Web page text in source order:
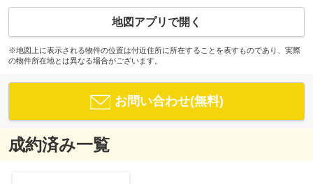
地図アプリで開く
※地図上に表示される物件の位置は付近住所に所在することを表すものであり、実際
の物件所在地とは異なる場合がございます。
お問い合わせ(無料)
成約済み一覧